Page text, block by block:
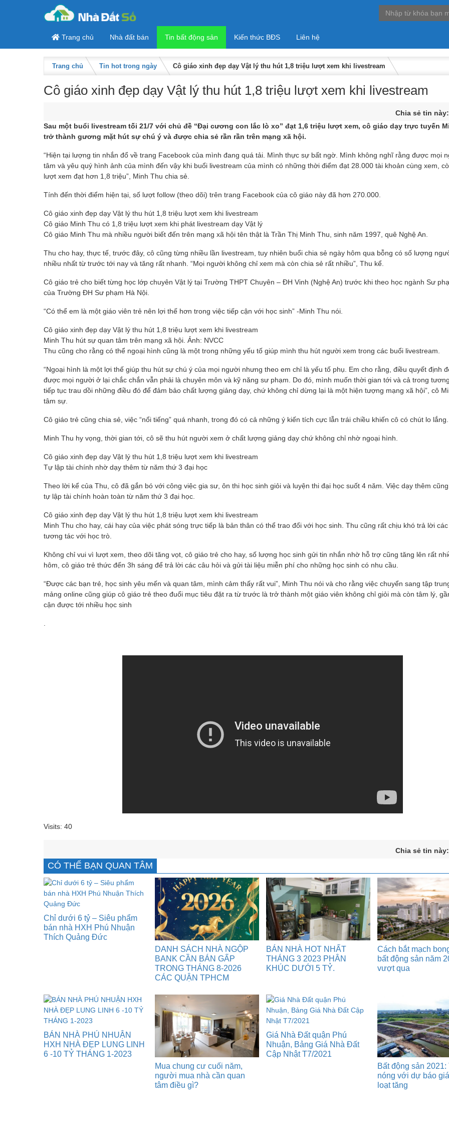
Trang chủ Nhà đất bán Tin bất động sản Kiến thức BĐS Liên hệ
Trang chủ Tin hot trong ngày Cô giáo xinh đẹp dạy Vật lý thu hút 1,8 triệu lượt xem khi livestream
Cô giáo xinh đẹp dạy Vật lý thu hút 1,8 triệu lượt xem khi livestream
Chia sẻ tin
Sau một buổi livestream tối 21/7 với chủ đề “Đại cương con lắc lò xo” đạt 1,6 triệu lượt xem, cô giáo dạy trực tuyến
trở thành gương mặt hút sự chú ý và được chia sẻ rần rần trên mạng xã hội.
“Hiện tại lượng tin nhắn đổ về trang Facebook của mình đang quá tải. Mình thực sự bất ngờ. Mình không nghĩ rằng được mọi
tâm và yêu quý hình ảnh của mình đến vậy khi buổi livestream của mình có những thời điểm đạt 28.000 tài khoản cùng xem,
lượt xem đạt hơn 1,8 triệu”, Minh Thu chia sẻ.
Tính đến thời điểm hiện tại, số lượt follow (theo dõi) trên trang Facebook của cô giáo này đã hơn 270.000.
Cô giáo xinh đẹp dạy Vật lý thu hút 1,8 triệu lượt xem khi livestream
Cô giáo Minh Thu có 1,8 triệu lượt xem khi phát livestream dạy Vật lý
Cô giáo Minh Thu mà nhiều người biết đến trên mạng xã hội tên thật là Trần Thị Minh Thu, sinh năm 1997, quê Nghệ An.
Thu cho hay, thực tế, trước đây, cô cũng từng nhiều lần livestream, tuy nhiên buổi chia sẻ ngày hôm qua bỗng có số lượng
nhiều nhất từ trước tới nay và tăng rất nhanh. “Mọi người không chỉ xem mà còn chia sẻ rất nhiều”, Thu kể.
Cô giáo trẻ cho biết từng học lớp chuyên Vật lý tại Trường THPT Chuyên – ĐH Vinh (Nghệ An) trước khi theo học ngành Sư
của Trường ĐH Sư phạm Hà Nội.
“Có thể em là một giáo viên trẻ nên lợi thế hơn trong việc tiếp cận với học sinh” -Minh Thu nói.
Cô giáo xinh đẹp dạy Vật lý thu hút 1,8 triệu lượt xem khi livestream
Minh Thu hút sự quan tâm trên mạng xã hội. Ảnh: NVCC
Thu cũng cho rằng có thể ngoại hình cũng là một trong những yếu tố giúp mình thu hút người xem trong các buổi livestream.
“Ngoại hình là một lợi thế giúp thu hút sự chú ý của mọi người nhưng theo em chỉ là yếu tố phụ. Em cho rằng, điều quyết định
được mọi người ở lại chắc chắn vẫn phải là chuyên môn và kỹ năng sư phạm. Do đó, mình muốn thời gian tới và cả trong
tiếp tục trau dồi những điều đó để đảm bảo chất lượng giảng dạy, chứ không chỉ dừng lại là một hiện tượng mạng xã hội”, cô
tâm sự.
Cô giáo trẻ cũng chia sẻ, việc “nổi tiếng” quá nhanh, trong đó có cả những ý kiến tích cực lẫn trái chiều khiến cô có chút lo lắng.
Minh Thu hy vọng, thời gian tới, cô sẽ thu hút người xem ở chất lượng giảng dạy chứ không chỉ nhờ ngoại hình.
Cô giáo xinh đẹp dạy Vật lý thu hút 1,8 triệu lượt xem khi livestream
Tự lập tài chính nhờ dạy thêm từ năm thứ 3 đại học
Theo lời kể của Thu, cô đã gắn bó với công việc gia sư, ôn thi học sinh giỏi và luyện thi đại học suốt 4 năm. Việc dạy thêm
tự lập tài chính hoàn toàn từ năm thứ 3 đại học.
Cô giáo xinh đẹp dạy Vật lý thu hút 1,8 triệu lượt xem khi livestream
Minh Thu cho hay, cái hay của việc phát sóng trực tiếp là bản thân có thể trao đổi với học sinh. Thu cũng rất chịu khó trả lời
tương tác với học trò.
Không chỉ vui vì lượt xem, theo dõi tăng vọt, cô giáo trẻ cho hay, số lượng học sinh gửi tin nhắn nhờ hỗ trợ cũng tăng lên rất
hôm, cô giáo trẻ thức đến 3h sáng để trả lời các câu hỏi và gửi tài liệu miễn phí cho những học sinh có nhu cầu.
“Được các bạn trẻ, học sinh yêu mến và quan tâm, mình cảm thấy rất vui”, Minh Thu nói và cho rằng việc chuyển sang tập
mảng online cũng giúp cô giáo trẻ theo đuổi mục tiêu đặt ra từ trước là trở thành một giáo viên không chỉ giỏi mà còn tâm lý,
cận được tới nhiều học sinh
Visits: 40
Chia sẻ tin
CÓ THỂ BẠN QUAN TÂM
Chỉ dưới 6 tỷ – Siêu phẩm
bán nhà HXH Phú Nhuận
Thích Quảng Đức
DANH SÁCH NHÀ NGỘP
BANK CẦN BÁN GẤP
TRONG THÁNG 8-2026
CÁC QUẬN TPHCM
BÁN NHÀ HOT NHẤT
THÁNG 3 2023 PHÂN
KHÚC DƯỚI 5 TỶ.
Cách bắt mạch
bất động sản năm
vượt qua
BÁN NHÀ PHÚ NHUẬN
HXH NHÀ ĐẸP LUNG LINH
6 -10 TỶ THÁNG 1-2023
Mua chung cư cuối năm,
người mua nhà cần quan
tâm điều gì?
Giá Nhà Đất quận Phú
Nhuận, Bảng Giá Nhà Đất
Cập Nhật T7/2021
Bất động sản
nóng với dự báo
loạt tăng